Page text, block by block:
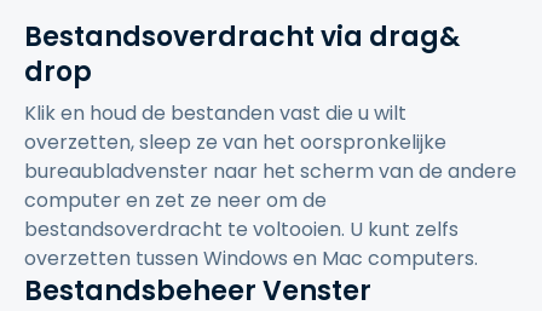
Bestandsoverdracht via drag&
drop
Klik en houd de bestanden vast die u wilt
overzetten, sleep ze van het oorspronkelijke
bureaubladvenster naar het scherm van de andere
computer en zet ze neer om de
bestandsoverdracht te voltooien. U kunt zelfs
overzetten tussen Windows en Mac computers.
Bestandsbeheer Venster